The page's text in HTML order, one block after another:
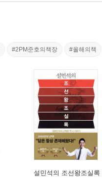
#2PM준호의책장 #올해의책
설민석의 조선왕조실록